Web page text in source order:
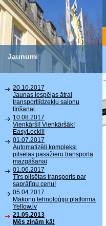
Jaunumi
20.10.2017
Jaunas iespējas ātrai
transportlīdzekļu salonu
tīrīšanai
10.08.2017
Vienkārši! Vienkāršāk!
EasyLock!!!
01.07.2017
Automatizēti kompleksi
pilsētas pasažieru transporta
mazgāšanai
01.06.2017
Tīrs pilsētas transports par
saprātīgu cenu!
05.04.2017
Mākoņu tehnoloģiju platforma
Yellow.lv
21.05.2013
Mēs zinām kā!